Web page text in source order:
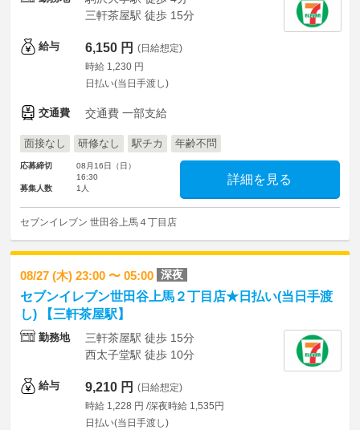
三軒茶屋駅 徒歩 15分
給与 6,150 円 (日給想定)
時給 1,230 円
日払い(当日手渡し)
交通費 交通費 一部支給
面接なし 研修なし 駅チカ 年齢不問
応募締切
08月16日（日）
16:30
募集人数
1人
詳細を見る
セブンイレブン 世田谷上馬４丁目店
08/27 (木) 23:00 〜 05:00 深夜
セブンイレブン世田谷上馬２丁目店★日払い(当日手渡
し) 【三軒茶屋駅】
勤務地
三軒茶屋駅 徒歩 15分
西太子堂駅 徒歩 10分
給与 9,210 円 (日給想定)
時給 1,228 円 /深夜時給 1,535円
日払い(当日手渡し)